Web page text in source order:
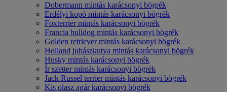
Dobermann mintás karácsonyi bögrék
Erdélyi kopó mintás karácsonyi bögrék
Foxterrier mintás karácsonyi bögrék
Francia bulldog mintás karácsonyi bögrék
Golden retriever mintás karácsonyi bögrék
Holland juhászkutya mintás karácsonyi bögrék
Husky mintás karácsonyi bögrék
Ír szetter mintás karácsonyi bögrék
Jack Russel terrier mintás karácsonyi bögrék
Kis olasz agár karácsonyi bögrék